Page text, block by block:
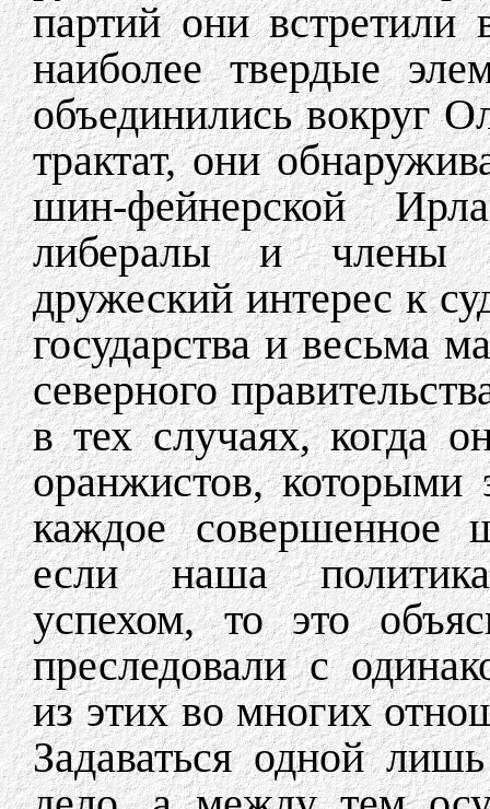
партий они
наиболее твердые
объединились вокруг
трактат, они
шин-фейнерской
либералы и члены
дружеский интерес к
государства и весьма
северного
в тех случаях, когда
оранжистов, которыми
каждое совершенное
если наша
успехом, то это
преследовали с
из этих во многих
Задаваться одной